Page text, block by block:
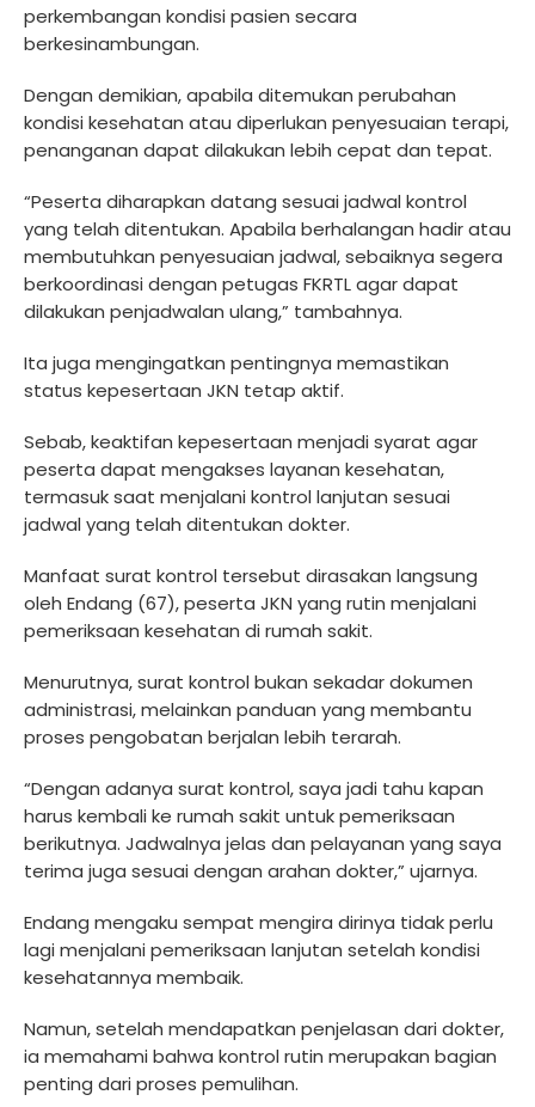
perkembangan kondisi pasien secara
berkesinambungan.
Dengan demikian, apabila ditemukan perubahan
kondisi kesehatan atau diperlukan penyesuaian terapi,
penanganan dapat dilakukan lebih cepat dan tepat.
“Peserta diharapkan datang sesuai jadwal kontrol
yang telah ditentukan. Apabila berhalangan hadir atau
membutuhkan penyesuaian jadwal, sebaiknya segera
berkoordinasi dengan petugas FKRTL agar dapat
dilakukan penjadwalan ulang,” tambahnya.
Ita juga mengingatkan pentingnya memastikan
status kepesertaan JKN tetap aktif.
Sebab, keaktifan kepesertaan menjadi syarat agar
peserta dapat mengakses layanan kesehatan,
termasuk saat menjalani kontrol lanjutan sesuai
jadwal yang telah ditentukan dokter.
Manfaat surat kontrol tersebut dirasakan langsung
oleh Endang (67), peserta JKN yang rutin menjalani
pemeriksaan kesehatan di rumah sakit.
Menurutnya, surat kontrol bukan sekadar dokumen
administrasi, melainkan panduan yang membantu
proses pengobatan berjalan lebih terarah.
“Dengan adanya surat kontrol, saya jadi tahu kapan
harus kembali ke rumah sakit untuk pemeriksaan
berikutnya. Jadwalnya jelas dan pelayanan yang saya
terima juga sesuai dengan arahan dokter,” ujarnya.
Endang mengaku sempat mengira dirinya tidak perlu
lagi menjalani pemeriksaan lanjutan setelah kondisi
kesehatannya membaik.
Namun, setelah mendapatkan penjelasan dari dokter,
ia memahami bahwa kontrol rutin merupakan bagian
penting dari proses pemulihan.